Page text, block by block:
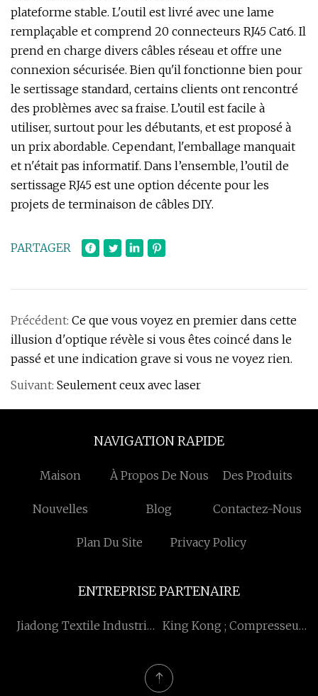
plateforme stable. L'outil est livré avec une lame
remplaçable et comprend 20 connecteurs RJ45 Cat6. Il
prend en charge divers câbles réseau et offre une
connexion sécurisée. Bien qu'il fonctionne bien pour
le sertissage standard, certains clients ont rencontré
des problèmes avec sa fraise. L’outil est facile à
utiliser, surtout pour les débutants, et est proposé à
un prix abordable. Cependant, l'emballage manquait
et n'était pas informatif. Dans l’ensemble, l’outil de
sertissage RJ45 est une option décente pour les
projets de terminaison de câbles DIY.
PARTAGER
Précédent: Ce que vous voyez en premier dans cette
illusion d'optique révèle si vous êtes coincé dans le
passé et une indication grave si vous ne voyez rien.
Suivant: Seulement ceux avec laser
NAVIGATION RAPIDE
Maison À Propos De Nous Des Produits
Nouvelles Blog Contactez-Nous
Plan Du Site Privacy Policy
ENTREPRISE PARTENAIRE
Jiadong Textile Industrie
King Kong ; Compresseur